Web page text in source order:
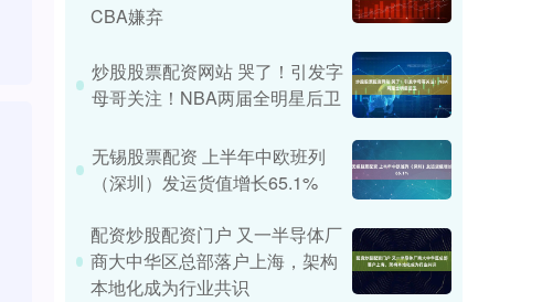
CBA嫌弃
炒股股票配资网站 哭了！引发字
母哥关注！NBA两届全明星后卫
无锡股票配资 上半年中欧班列
（深圳）发运货值增长65.1%
配资炒股配资门户 又一半导体厂
商大中华区总部落户上海，架构
本地化成为行业共识